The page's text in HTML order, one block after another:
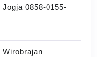
0858-0155-
Wirobrajan